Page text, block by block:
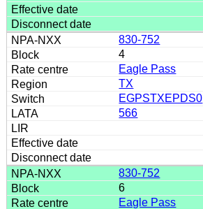
830-752
4
Eagle Pass
TX
EGPSTXEPDS0
566
830-752
6
Eagle Pass